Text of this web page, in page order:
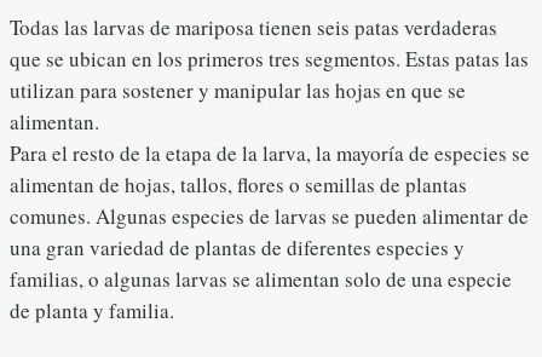
Todas las larvas de mariposa tienen seis patas verdaderas
que se ubican en los primeros tres segmentos. Estas patas las
utilizan para sostener y manipular las hojas en que se
alimentan.
Para el resto de la etapa de la larva, la mayoría de especies se
alimentan de hojas, tallos, flores o semillas de plantas
comunes. Algunas especies de larvas se pueden alimentar de
una gran variedad de plantas de diferentes especies y
familias, o algunas larvas se alimentan solo de una especie
de planta y familia.